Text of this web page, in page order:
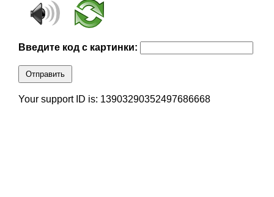
Введите код с картинки:
Отправить
Your support ID is: 13903290352497686668